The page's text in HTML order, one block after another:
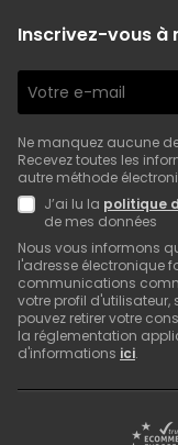
Inscrivez-vous à
Ne manquez aucune
Recevez toutes les
autre méthode
J’ai lu la politique
de mes données
Nous vous informons
l'adresse électronique
communications
votre profil d'utilisateur,
pouvez retirer votre
la réglementation
d'informations ici.